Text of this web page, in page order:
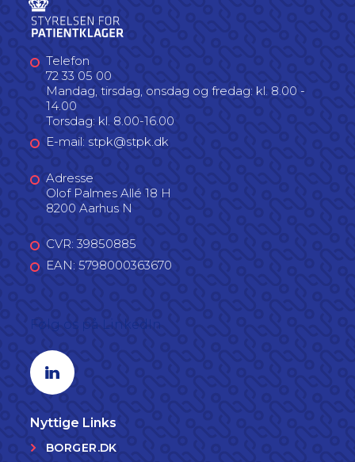
Telefon
72 33 05 00
Mandag, tirsdag, onsdag og fredag: kl. 8.00 -
14.00
Torsdag: kl. 8.00-16.00
E-mail: stpk@stpk.dk
Adresse
Olof Palmes Allé 18 H
8200 Aarhus N
CVR: 39850885
EAN: 5798000363670
Linkedin profil
Nyttige Links
BORGER.DK